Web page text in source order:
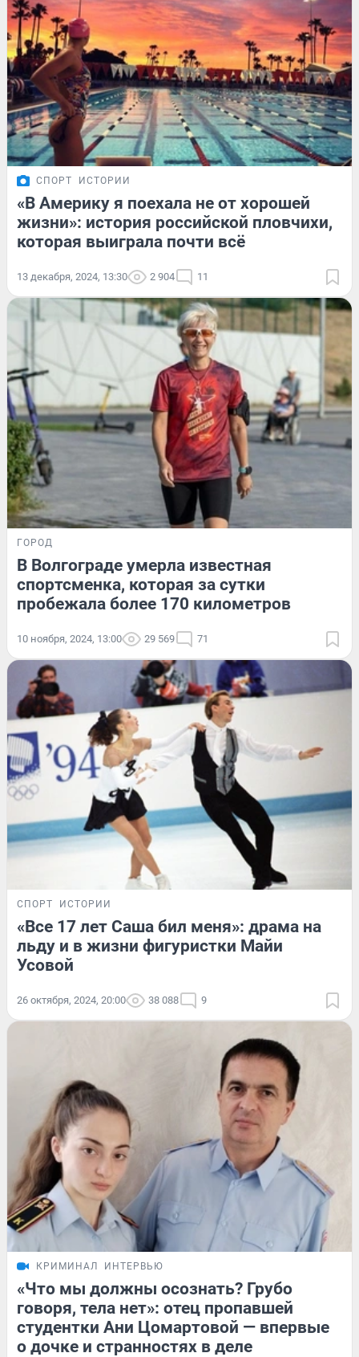
СПОРТ ИСТОРИИ
«В Америку я поехала не от хорошей
жизни»: история российской пловчихи,
которая выиграла почти всё
13 декабря, 2024, 13:30 2 904 11
ГОРОД
В Волгограде умерла известная
спортсменка, которая за сутки
пробежала более 170 километров
10 ноября, 2024, 13:00 29 569 71
СПОРТ ИСТОРИИ
«Все 17 лет Саша бил меня»: драма на
льду и в жизни фигуристки Майи
Усовой
26 октября, 2024, 20:00 38 088 9
КРИМИНАЛ ИНТЕРВЬЮ
«Что мы должны осознать? Грубо
говоря, тела нет»: отец пропавшей
студентки Ани Цомартовой — впервые
о дочке и странностях в деле